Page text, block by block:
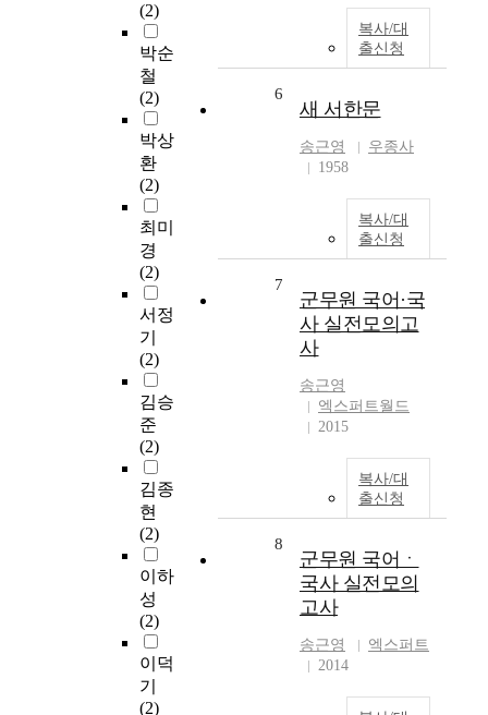
(2)
박순
철
(2)
박상
환
(2)
최미
경
(2)
서정
기
(2)
김승
준
(2)
김종
현
(2)
이하
성
(2)
이덕
기
(2)
복사/대
출신청
6
새 서한문
송근영
우종사
1958
복사/대
출신청
7
군무원 국어·국
사 실전모의고
사
송근영
엑스퍼트월드
2015
복사/대
출신청
8
군무원 국어ㆍ
국사 실전모의
고사
송근영
엑스퍼트
2014